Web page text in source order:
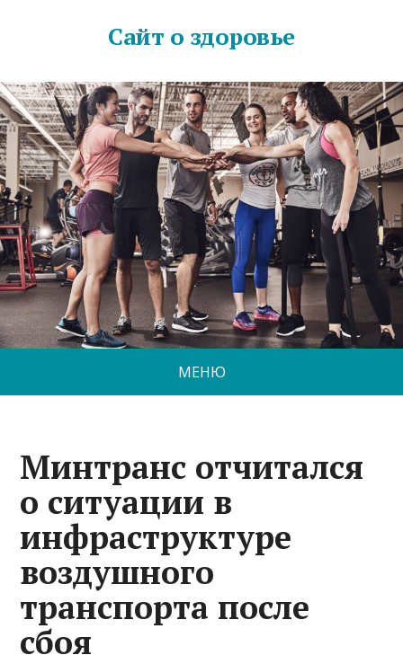
Сайт о здоровье
МЕНЮ
Минтранс отчитался
о ситуации в
инфраструктуре
воздушного
транспорта после
сбоя